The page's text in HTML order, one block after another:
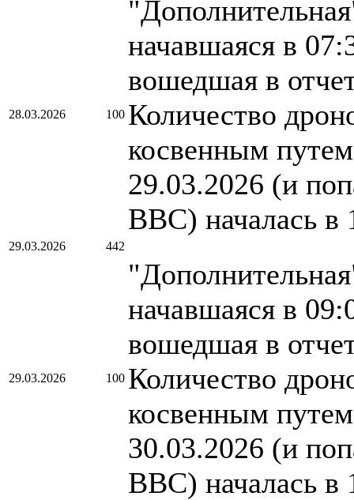
28.03.2026 100
начавшаяся в
вошедшая в
Количество
косвенным
29.03.2026 (и
ВВС) началась в
29.03.2026 442
29.03.2026 100
начавшаяся в
вошедшая в
Количество
косвенным
30.03.2026 (и
ВВС) началась в